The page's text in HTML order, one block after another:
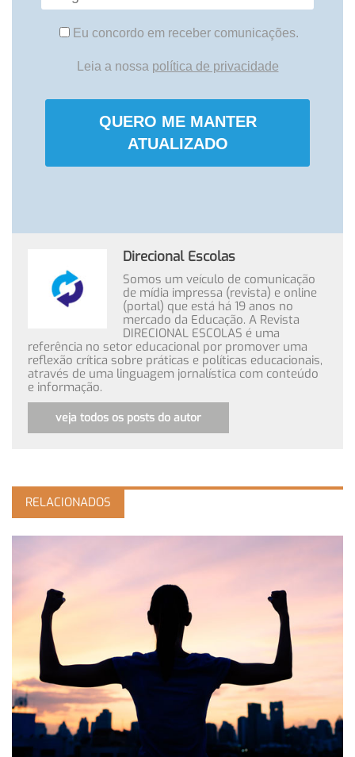
Eu concordo em receber comunicações.
Leia a nossa política de privacidade
QUERO ME MANTER
ATUALIZADO
Direcional Escolas
Somos um veículo de comunicação
de mídia impressa (revista) e online
(portal) que está há 19 anos no
mercado da Educação. A Revista
DIRECIONAL ESCOLAS é uma
referência no setor educacional por promover uma
reflexão crítica sobre práticas e políticas educacionais,
através de uma linguagem jornalística com conteúdo
e informação.
veja todos os posts do autor
RELACIONADOS